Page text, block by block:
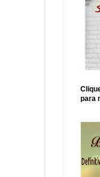
para